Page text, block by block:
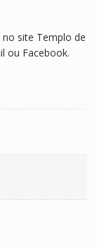
site Templo de
ou Facebook.